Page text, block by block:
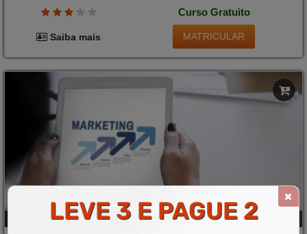
Curso Gratuito
Saiba mais MATRICULAR
Administração 10 a 30 horas
LEVE 3 E PAGUE 2